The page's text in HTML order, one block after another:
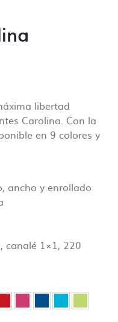
libertad
Carolina. Con la
en 9 colores y
ancho y enrollado
canalé 1×1, 220
básica?
ok antes de
incluyen:
correctas
(no inferior a
siempre y
pedido. En caso
ese control.
archivo y
de cada
seguridad.